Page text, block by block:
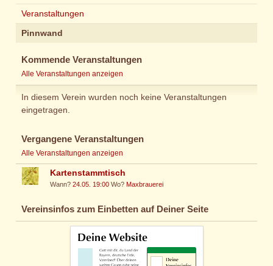
Veranstaltungen
Pinnwand
Kommende Veranstaltungen
Alle Veranstaltungen anzeigen
In diesem Verein wurden noch keine Veranstaltungen
eingetragen.
Vergangene Veranstaltungen
Alle Veranstaltungen anzeigen
Kartenstammtisch
Wann?24.05. 19:00 Wo? Maxbrauerei
Vereinsinfos zum Einbetten auf Deiner Seite